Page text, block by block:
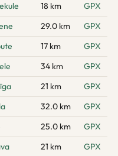
18 km
GPX
29.0 km
GPX
17 km
GPX
34 km
GPX
21 km
GPX
32.0 km
GPX
25.0 km
GPX
21 km
GPX